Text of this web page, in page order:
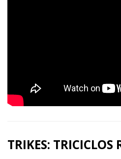
TRIKES: TRICICLOS